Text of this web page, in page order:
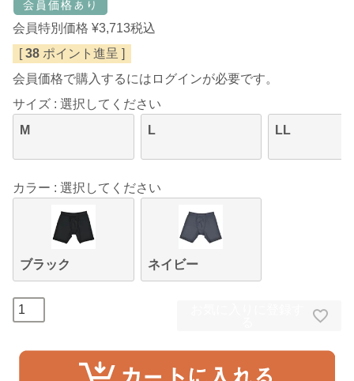
会員特別価格 ¥3,713税込
[ 38 ポイント進呈 ]
会員価格で購入するにはログインが必要です。
サイズ
選択してください
M
L LL
カラー 選択してください
ブラック ネイビー